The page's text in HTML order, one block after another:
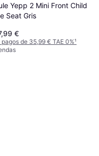
Yepp 2 Mini Front Child
Seat Gris
€
pagos de 35,99 € TAE 0%¹